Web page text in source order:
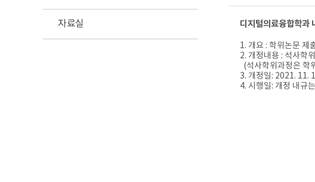
자료실 디지털의료융합학과
1. 개요 : 학위논문 제
2. 개정내용 : 석사학
(석사학위과정은 학
3. 개정일: 2021. 11.
4. 시행일: 개정 내규